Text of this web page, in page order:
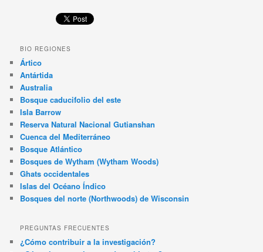
BIO REGIONES
Ártico
Antártida
Australia
Bosque caducifolio del este
Isla Barrow
Reserva Natural Nacional Gutianshan
Cuenca del Mediterráneo
Bosque Atlántico
Bosques de Wytham (Wytham Woods)
Ghats occidentales
Islas del Océano Índico
Bosques del norte (Northwoods) de Wisconsin
PREGUNTAS FRECUENTES
¿Cómo contribuir a la investigación?